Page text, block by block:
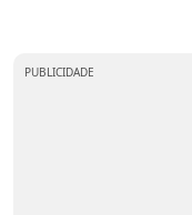
PUBLICIDADE